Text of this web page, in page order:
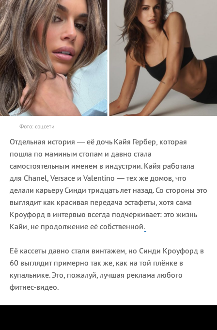
Фото: соцсети
Отдельная история — её дочь Кайя Гербер, которая
пошла по маминым стопам и давно стала
самостоятельным именем в индустрии. Кайя работала
для Chanel, Versace и Valentino — тех же домов, что
делали карьеру Синди тридцать лет назад. Со стороны это
выглядит как красивая передача эстафеты, хотя сама
Кроуфорд в интервью всегда подчёркивает: это жизнь
Кайи, не продолжение её собственной.
Её кассеты давно стали винтажем, но Синди Кроуфорд в
60 выглядит примерно так же, как на той плёнке в
купальнике. Это, пожалуй, лучшая реклама любого
фитнес-видео.